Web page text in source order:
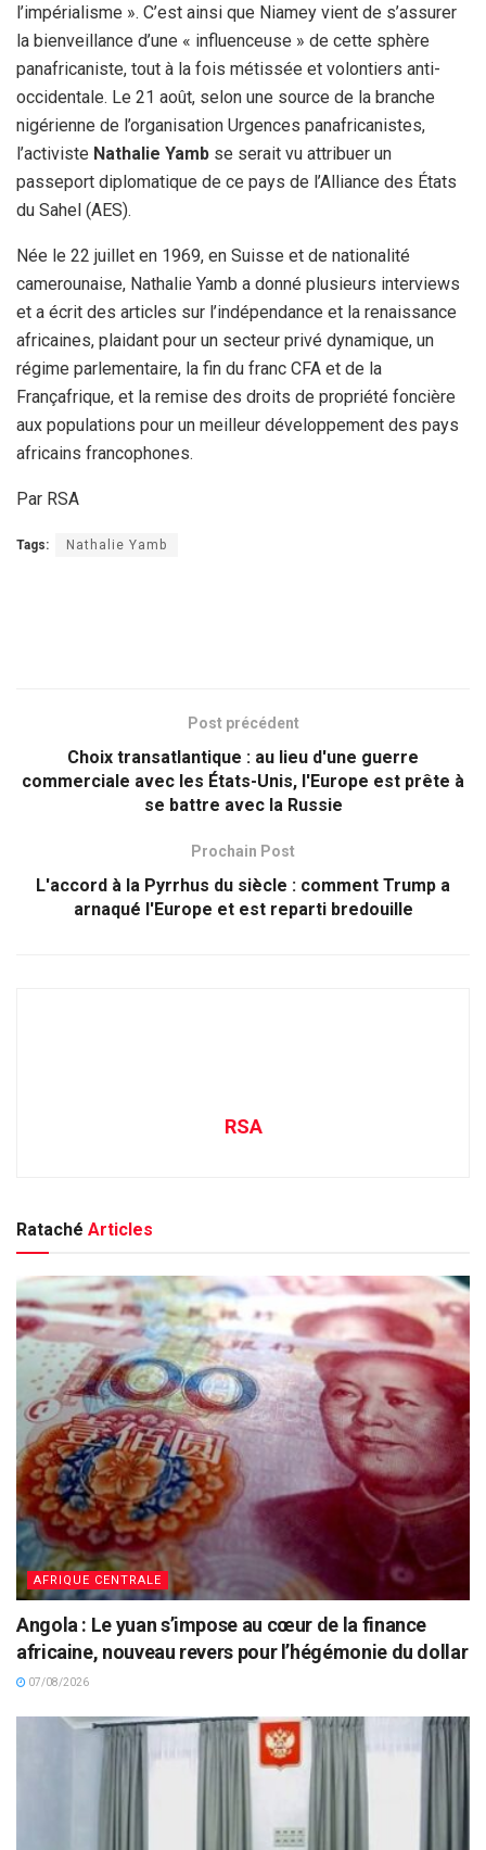
l’impérialisme ». C’est ainsi que Niamey vient de s’assurer
la bienveillance d’une « influenceuse » de cette sphère
panafricaniste, tout à la fois métissée et volontiers anti-
occidentale. Le 21 août, selon une source de la branche
nigérienne de l’organisation Urgences panafricanistes,
l’activiste Nathalie Yamb se serait vu attribuer un
passeport diplomatique de ce pays de l’Alliance des États
du Sahel (AES).
Née le 22 juillet en 1969, en Suisse et de nationalité
camerounaise, Nathalie Yamb a donné plusieurs interviews
et a écrit des articles sur l’indépendance et la renaissance
africaines, plaidant pour un secteur privé dynamique, un
régime parlementaire, la fin du franc CFA et de la
Françafrique, et la remise des droits de propriété foncière
aux populations pour un meilleur développement des pays
africains francophones.
Par RSA
Tags: Nathalie Yamb
Post précédent
Choix transatlantique : au lieu d'une guerre
commerciale avec les États-Unis, l'Europe est prête à
se battre avec la Russie
Prochain Post
L'accord à la Pyrrhus du siècle : comment Trump a
arnaqué l'Europe et est reparti bredouille
RSA
Rataché Articles
AFRIQUE CENTRALE
Angola : Le yuan s’impose au cœur de la finance
africaine, nouveau revers pour l’hégémonie du dollar
07/08/2026